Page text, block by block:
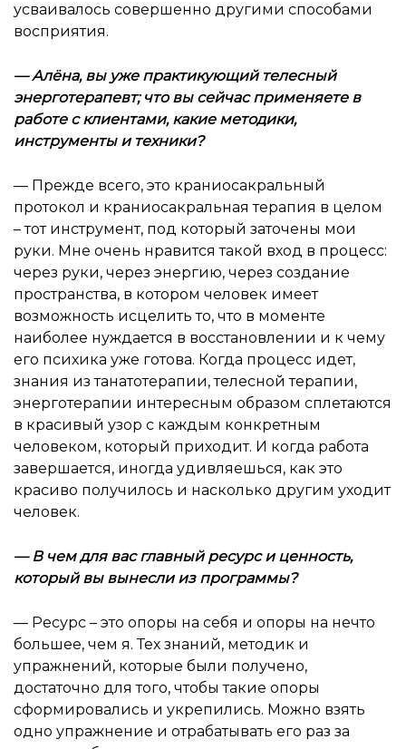
усваивалось совершенно другими способами
восприятия.
—Алёна, вы уже практикующий телесный
энерготерапевт; что вы сейчас применяете в
работе с клиентами, какие методики,
инструменты и техники?
— Прежде всего, это краниосакральный
протокол и краниосакральная терапия в целом
– тот инструмент, под который заточены мои
руки. Мне очень нравится такой вход в процесс:
через руки, через энергию, через создание
пространства, в котором человек имеет
возможность исцелить то, что в моменте
наиболее нуждается в восстановлении и к чему
его психика уже готова. Когда процесс идет,
знания из танатотерапии, телесной терапии,
энерготерапии интересным образом сплетаются
в красивый узор с каждым конкретным
человеком, который приходит. И когда работа
завершается, иногда удивляешься, как это
красиво получилось и насколько другим уходит
человек.
— В чем для вас главный ресурс и ценность,
который вы вынесли из программы?
— Ресурс – это опоры на себя и опоры на нечто
большее, чем я. Тех знаний, методик и
упражнений, которые были получено,
достаточно для того, чтобы такие опоры
сформировались и укрепились. Можно взять
одно упражнение и отрабатывать его раз за